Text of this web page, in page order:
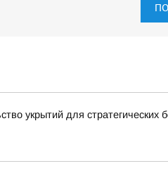
укрытий для